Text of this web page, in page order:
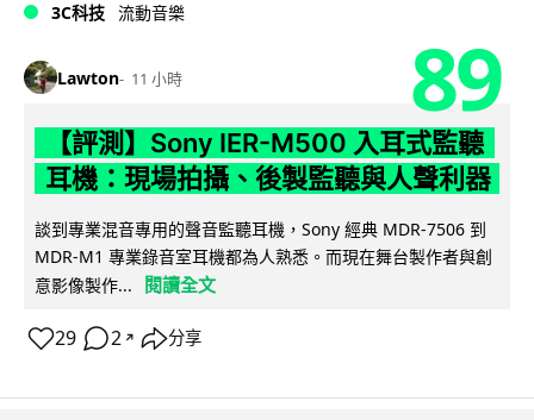
3C科技 流動音樂
Lawton 11 小時 89
【評測】Sony IER-M500 入耳式監聽
耳機：現場拍攝、後製監聽與人聲利器
談到專業混音專用的聲音監聽耳機，Sony 經典 MDR-7506 到
MDR-M1 專業錄音室耳機都為人熟悉。而現在舞台製作者與創
意影像製作...
閱讀全文
29 2 ↗ 分享